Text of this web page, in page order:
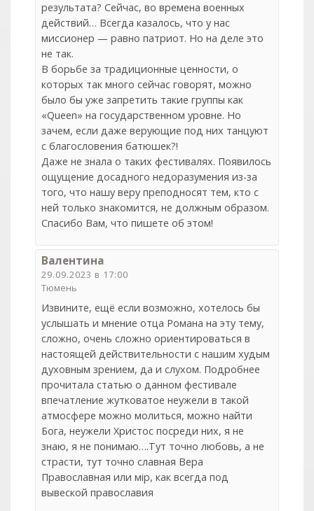
результата? Сейчас, во времена военных
действий… Всегда казалось, что у нас
миссионер — равно патриот. Но на деле это
не так.
В борьбе за традиционные ценности, о
которых так много сейчас говорят, можно
было бы уже запретить такие группы как
«Queen» на государственном уровне. Но
зачем, если даже верующие под них танцуют
с благословения батюшек?!
Даже не знала о таких фестивалях. Появилось
ощущение досадного недоразумения из-за
того, что нашу веру преподносят тем, кто с
ней только знакомится, не должным образом.
Спасибо Вам, что пишете об этом!
Валентина
29.09.2023 в 17:00
Тюмень
Извините, ещё если возможно, хотелось бы
услышать и мнение отца Романа на эту тему,
сложно, очень сложно ориентироваться в
настоящей действительности с нашим худым
духовным зрением, да и слухом. Подробнее
прочитала статью о данном фестивале
впечатление жутковатое неужели в такой
атмосфере можно молиться, можно найти
Бога, неужели Христос посреди них, я не
знаю, я не понимаю….Тут точно любовь, а не
страсти, тут точно славная Вера
Православная или мiр, как всегда под
вывеской православия